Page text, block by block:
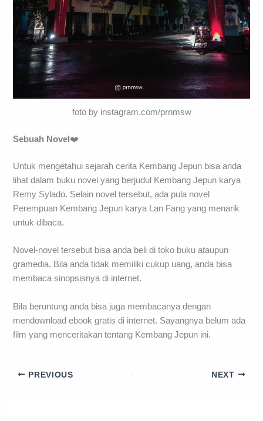
foto by instagram.com/prnmsw
Sebuah Novel ❤️
Untuk mengetahui sejarah cerita Kembang Jepun bisa anda
lihat dalam buku novel yang berjudul Kembang Jepun karya
Remy Sylado. Selain novel tersebut, ada pula novel
Perempuan Kembang Jepun karya Lan Fang yang menarik
untuk dibaca.
Novel-novel tersebut bisa anda beli di toko buku ataupun
gramedia. Bila anda tidak memiliki cukup uang, anda bisa
membaca sinopsisnya di internet.
Bila beruntung anda bisa juga membacanya dengan
mendownload ebook gratis di internet. Sayangnya belum ada
film yang menceritakan tentang Kembang Jepun ini.
PREVIOUS NEXT